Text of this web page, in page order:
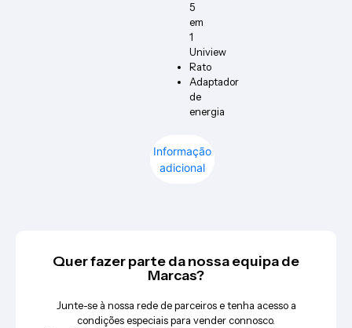
Informação
adicional
5
em
1
Uniview
Rato
Adaptador
de
energia
Quer fazer parte da nossa equipa de
Marcas?
Junte-se à nossa rede de parceiros e tenha acesso a
condições especiais para vender connosco.